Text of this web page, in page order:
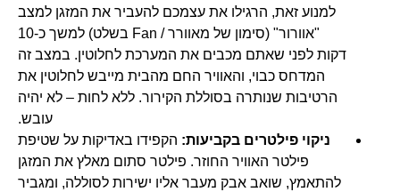
למנוע זאת, הרגילו את עצמכם להעביר את המזגן למצב
"אוורור" (סימון של מאוורר / Fan בשלט) למשך כ-10
דקות לפני שאתם מכבים את המערכת לחלוטין. במצב זה
המדחס כבוי, והאוויר החם מהבית מייבש לחלוטין את
הרטיבות שנותרה בסוללת הקירור. ללא לחות – לא יהיה
עובש.
ניקוי פילטרים בקביעות: הקפידו באדיקות על שטיפת
פילטר האוויר החוזר. פילטר סתום מאלץ את המזגן
להתאמץ, שואב אבק מעבר אליו ישירות לסוללה, ומגביר